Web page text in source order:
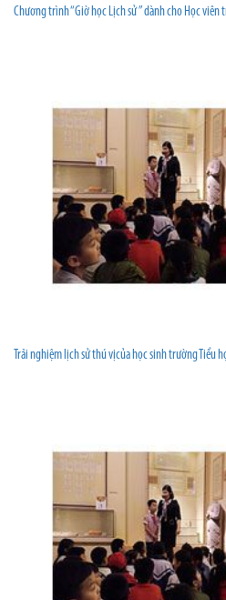
Chương trình “Giờ học Lịch sử ” dành cho Học
Trải nghiệm lịch sử thú vịcủa học sinh trường Tiểu